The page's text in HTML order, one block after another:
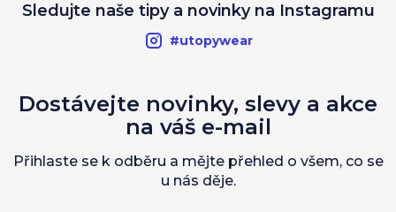
Sledujte naše tipy a novinky na Instagramu
#utopywear
Dostávejte novinky, slevy a akce
na váš e-mail
Přihlaste se k odběru a mějte přehled o všem, co se
u nás děje.